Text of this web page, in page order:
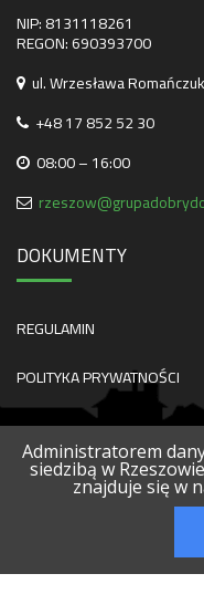
NIP: 8131118261
REGON: 690393700
ul. Wrzesława
+48 17 852 52 30
08:00 – 16:00
DOKUMENTY
REGULAMIN
POLITYKA PRYWATNOŚCI
© 2026 DOBRY
Administratorem
siedzibą w
znajduje się w